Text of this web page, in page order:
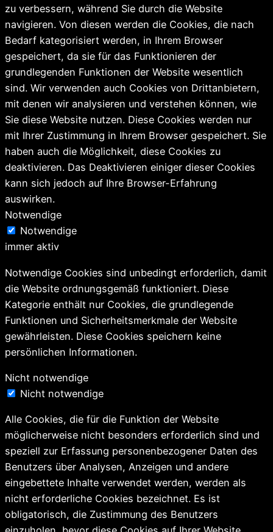
zu verbessern, während Sie durch die Website
navigieren. Von diesen werden die Cookies, die nach
Bedarf kategorisiert werden, in Ihrem Browser
gespeichert, da sie für das Funktionieren der
grundlegenden Funktionen der Website wesentlich
sind. Wir verwenden auch Cookies von Drittanbietern,
mit denen wir analysieren und verstehen können, wie
Sie diese Website nutzen. Diese Cookies werden nur
mit Ihrer Zustimmung in Ihrem Browser gespeichert. Sie
haben auch die Möglichkeit, diese Cookies zu
deaktivieren. Das Deaktivieren einiger dieser Cookies
kann sich jedoch auf Ihre Browser-Erfahrung
auswirken.
Notwendige
Notwendige
immer aktiv
Notwendige Cookies sind unbedingt erforderlich, damit
die Website ordnungsgemäß funktioniert. Diese
Kategorie enthält nur Cookies, die grundlegende
Funktionen und Sicherheitsmerkmale der Website
gewährleisten. Diese Cookies speichern keine
persönlichen Informationen.
Nicht notwendige
Nicht notwendige
Alle Cookies, die für die Funktion der Website
möglicherweise nicht besonders erforderlich sind und
speziell zur Erfassung personenbezogener Daten des
Benutzers über Analysen, Anzeigen und andere
eingebettete Inhalte verwendet werden, werden als
nicht erforderliche Cookies bezeichnet. Es ist
obligatorisch, die Zustimmung des Benutzers